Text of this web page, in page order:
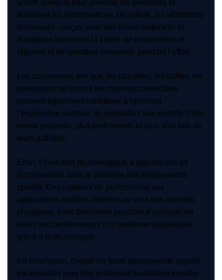
amorti adéquat pour prévenir les blessures et
améliorer les performances. De même, les vêtements
techniques conçus avec des tissus respirants et
élastiques favorisent la liberté de mouvement et
régulent la température corporelle pendant l’effort.
Les accessoires tels que les raquettes, les balles, les
protections ou encore les montres connectées
peuvent également contribuer à optimiser
l’expérience sportive. Ils permettent aux sportifs d’être
mieux préparés, plus performants et plus sûrs lors de
leurs activités.
Enfin, l’évolution technologique a apporté son lot
d’innovations dans le domaine des équipements
sportifs. Des capteurs de performance aux
applications mobiles dédiées au suivi des activités
physiques, il est désormais possible d’analyser en
détail ses performances et d’améliorer sa pratique
grâce à la technologie.
En conclusion, choisir les bons équipements sportifs
est essentiel pour tout pratiquant souhaitant exceller